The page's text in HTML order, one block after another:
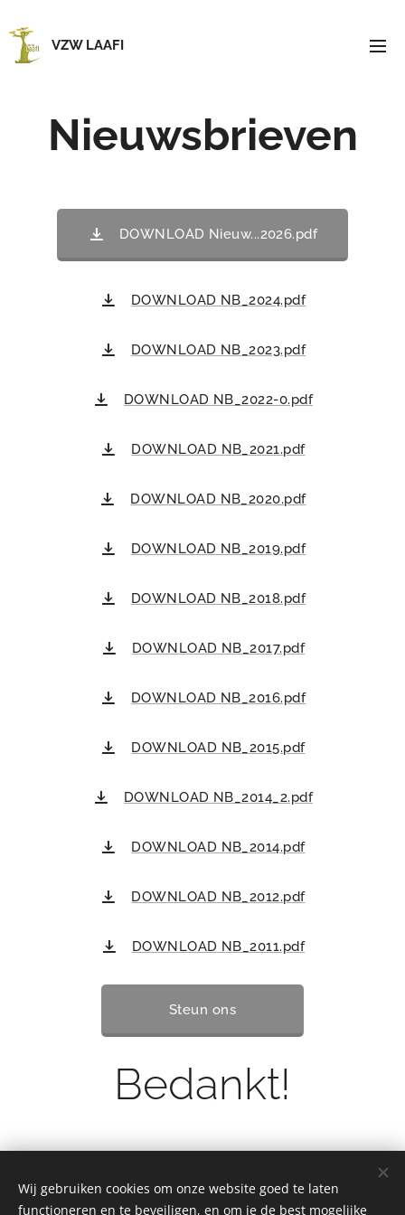
VZW LAAFI
Nieuwsbrieven
DOWNLOAD Nieuw...2026.pdf
DOWNLOAD NB_2024.pdf
DOWNLOAD NB_2023.pdf
DOWNLOAD NB_2022-0.pdf
DOWNLOAD NB_2021.pdf
DOWNLOAD NB_2020.pdf
DOWNLOAD NB_2019.pdf
DOWNLOAD NB_2018.pdf
DOWNLOAD NB_2017.pdf
DOWNLOAD NB_2016.pdf
DOWNLOAD NB_2015.pdf
DOWNLOAD NB_2014_2.pdf
DOWNLOAD NB_2014.pdf
DOWNLOAD NB_2012.pdf
DOWNLOAD NB_2011.pdf
Steun ons
Bedankt!
Wij gebruiken cookies om onze website goed te laten
functioneren en te beveiligen, en om je de best mogelijke